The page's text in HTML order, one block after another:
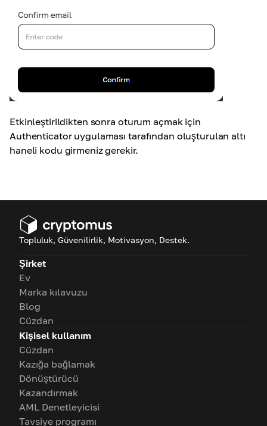
Etkinleştirildikten sonra oturum açmak için
Authenticator uygulaması tarafından oluşturulan altı
haneli kodu girmeniz gerekir.
Topluluk, Güvenilirlik, Motivasyon, Destek.
Şirket
Ev
Marka kılavuzu
Blog
Cüzdan
Kişisel kullanım
Cüzdan
Kazığa bağlamak
Dönüştürücü
Kazandırmak
AML Denetleyicisi
Tavsiye programı